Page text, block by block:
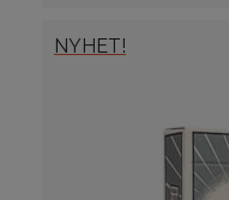
NYHET!